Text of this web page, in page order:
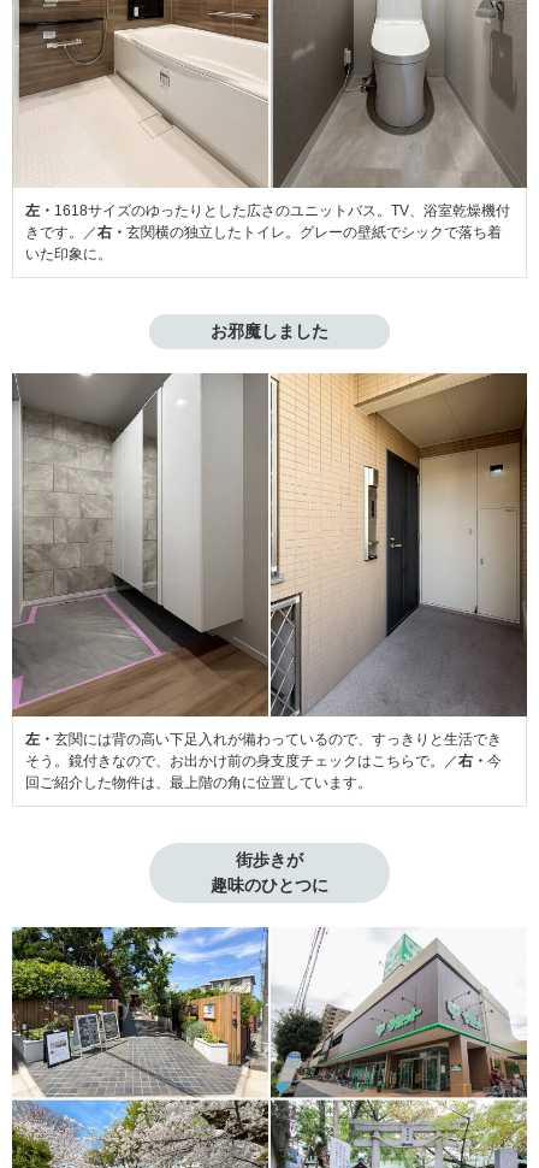
左・ 1618サイズのゆったりとした広さのユニットバス。TV、浴室乾燥機付
きです。／右・ 玄関横の独立したトイレ。グレーの壁紙でシックで落ち着
いた印象に。
お邪魔しました
左・ 玄関には背の高い下足入れが備わっているので、すっきりと生活でき
そう。鏡付きなので、お出かけ前の身支度チェックはこちらで。／右・ 今
回ご紹介した物件は、最上階の角に位置しています。
街歩きが
趣味のひとつに